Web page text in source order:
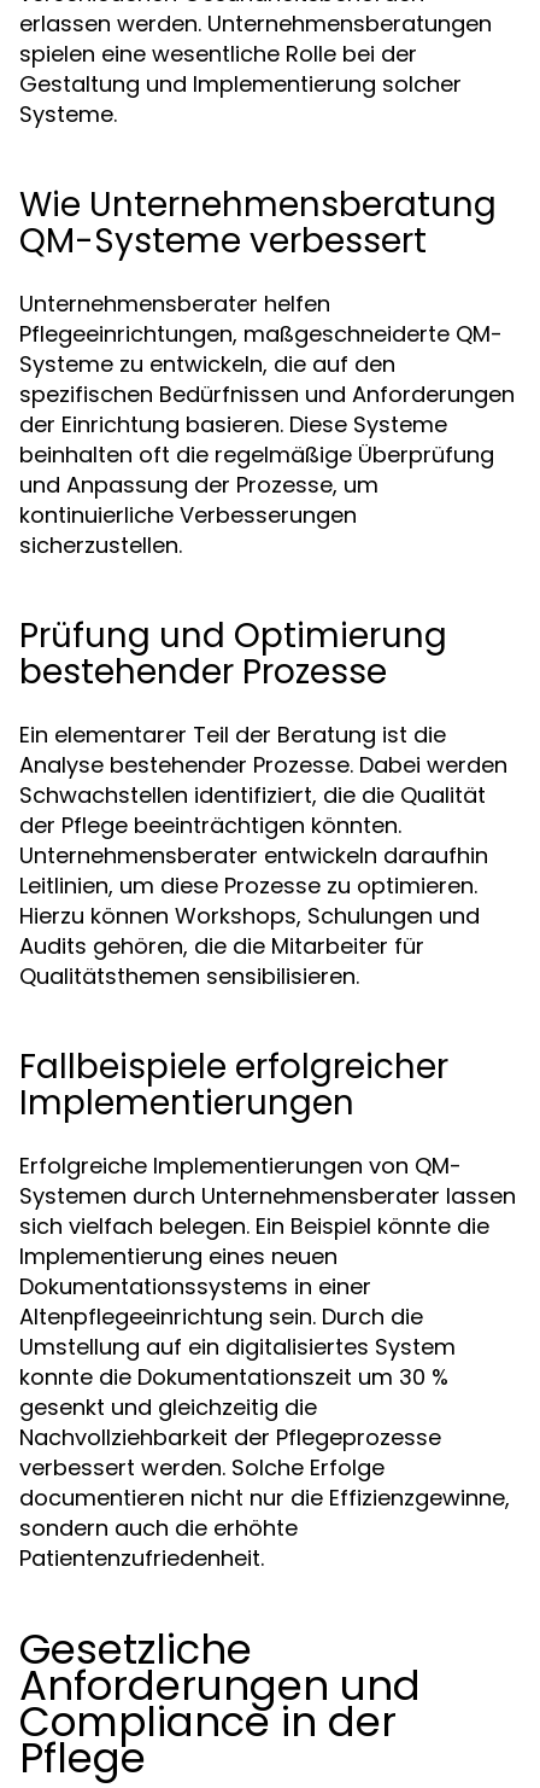
erlassen werden. Unternehmensberatungen
spielen eine wesentliche Rolle bei der
Gestaltung und Implementierung solcher
Systeme.
Wie Unternehmensberatung
QM-Systeme verbessert
Unternehmensberater helfen
Pflegeeinrichtungen, maßgeschneiderte QM-
Systeme zu entwickeln, die auf den
spezifischen Bedürfnissen und Anforderungen
der Einrichtung basieren. Diese Systeme
beinhalten oft die regelmäßige Überprüfung
und Anpassung der Prozesse, um
kontinuierliche Verbesserungen
sicherzustellen.
Prüfung und Optimierung
bestehender Prozesse
Ein elementarer Teil der Beratung ist die
Analyse bestehender Prozesse. Dabei werden
Schwachstellen identifiziert, die die Qualität
der Pflege beeinträchtigen könnten.
Unternehmensberater entwickeln daraufhin
Leitlinien, um diese Prozesse zu optimieren.
Hierzu können Workshops, Schulungen und
Audits gehören, die die Mitarbeiter für
Qualitätsthemen sensibilisieren.
Fallbeispiele erfolgreicher
Implementierungen
Erfolgreiche Implementierungen von QM-
Systemen durch Unternehmensberater lassen
sich vielfach belegen. Ein Beispiel könnte die
Implementierung eines neuen
Dokumentationssystems in einer
Altenpflegeeinrichtung sein. Durch die
Umstellung auf ein digitalisiertes System
konnte die Dokumentationszeit um 30 %
gesenkt und gleichzeitig die
Nachvollziehbarkeit der Pflegeprozesse
verbessert werden. Solche Erfolge
documentieren nicht nur die Effizienzgewinne,
sondern auch die erhöhte
Patientenzufriedenheit.
Gesetzliche
Anforderungen und
Compliance in der
Pflege